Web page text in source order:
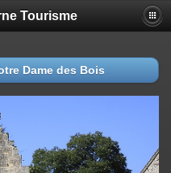
Tourisme
Dame des Bois